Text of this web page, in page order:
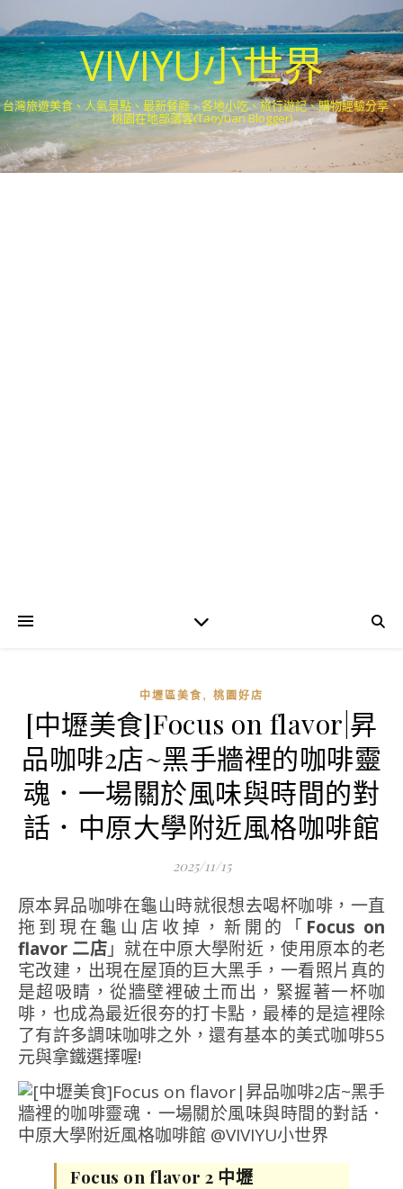
VIVIYU小世界
台灣旅遊美食、人氣景點、最新餐廳、各地小吃、旅行遊記、購物經驗分享．
桃園在地部落客(Taoyuan Blogger)
中壢區美食 , 桃園好店
[中壢美食]Focus on flavor|昇
品咖啡2店~黑手牆裡的咖啡靈
魂．一場關於風味與時間的對
話．中原大學附近風格咖啡館
2025/11/15
原本昇品咖啡在龜山時就很想去喝杯咖啡，一直
拖到現在龜山店收掉，新開的「 Focus on
flavor 二店」就在中原大學附近，使用原本的老
宅改建，出現在屋頂的巨大黑手，一看照片真的
是超吸睛，從牆壁裡破土而出，緊握著一杯咖
啡，也成為最近很夯的打卡點，最棒的是這裡除
了有許多調味咖啡之外，還有基本的美式咖啡55
元與拿鐵選擇喔!
Focus on flavor 2 中壢